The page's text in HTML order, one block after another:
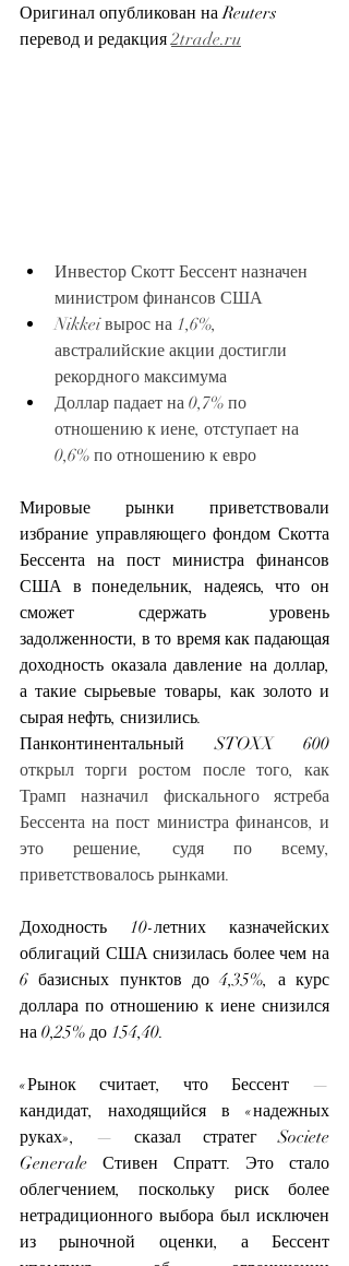
Оригинал опубликован на Reuters
перевод и редакция 2trade.ru
Инвестор Скотт Бессент назначен
министром финансов США
Nikkei вырос на 1,6%,
австралийские акции достигли
рекордного максимума
Доллар падает на 0,7% по
отношению к иене, отступает на
0,6% по отношению к евро
Мировые рынки приветствовали
избрание управляющего фондом Скотта
Бессента на пост министра финансов
США в понедельник, надеясь, что он
сможет сдержать уровень
задолженности, в то время как падающая
доходность оказала давление на доллар,
а такие сырьевые товары, как золото и
сырая нефть, снизились.
Панконтинентальный STOXX 600
открыл торги ростом после того, как
Трамп назначил фискального ястреба
Бессента на пост министра финансов, и
это решение, судя по всему,
приветствовалось рынками.
Доходность 10-летних казначейских
облигаций США снизилась более чем на
6 базисных пунктов до 4,35%, а курс
доллара по отношению к иене снизился
на 0,25% до 154,40.
«Рынок считает, что Бессент —
кандидат, находящийся в «надежных
руках», — сказал стратег Societe
Generale Стивен Спратт. Это стало
облегчением, поскольку риск более
нетрадиционного выбора был исключен
из рыночной оценки, а Бессент